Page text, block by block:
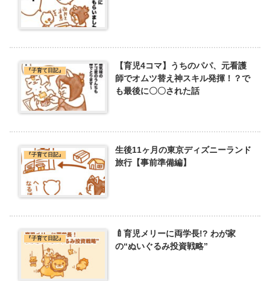
『子育て日記』
【育児4コマ】うちのパパ、元看護
師でオムツ替え神スキル発揮！？で
も最後に〇〇された話
『子育て日記』
生後11ヶ月の東京ディズニーランド
旅行【事前準備編】
『子育て日記』
🍼育児メリーに両学長!? わが家
の“ぬいぐるみ投資戦略”